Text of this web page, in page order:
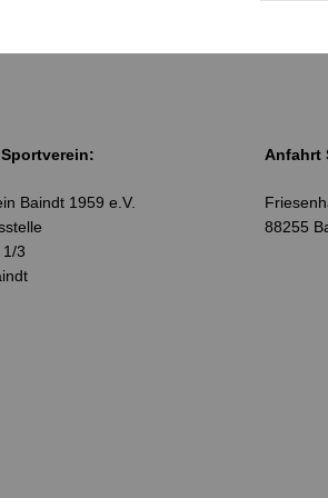
Baindt 1959 e.V.
1/3
Anfahrt
88255